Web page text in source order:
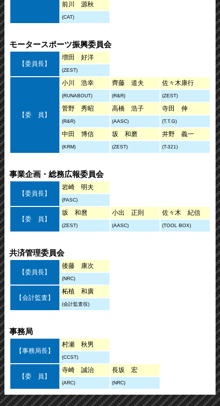
前川 源秋
(CAT)
モータースポーツ振興委員会
【委員長】
増田 好洋
(ZEST)
【委 員】
小川 浩幸 齊藤 道夫 佐々木康行
(RUNABOUT) (R&R) (ZEST)
菅野 秀昭 高橋 浩子 寺田 伸
(R&R) (AASC) (T.T.G)
中田 博信 坂 和磨 井野 義一
(KRM) (ZEST) (T-321)
事業企画・総務広報委員会
【委員長】
岩崎 明夫
(FASC)
【委 員】
坂 和麿 小出 正則 佐々木 紀信
(ZEST) (AASC) (TOOL BOX)
共済管理委員会
【委員長】
後藤 康次
(NRC)
【会計監査】
柘植 和廣
(会計監査役)
事務局
【事務局長】
村瀬 秋男
(CCST)
【委 員】
寺崎 誠治 長坂 宏
(ARC) (NRC)